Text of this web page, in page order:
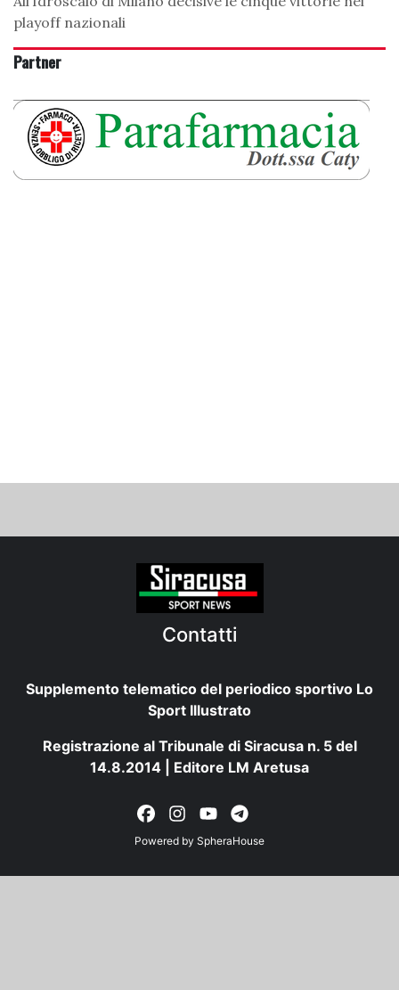
playoff nazionali
Partner
Contatti
Supplemento telematico del periodico sportivo Lo
Sport Illustrato
Registrazione al Tribunale di Siracusa n. 5 del
14.8.2014 | Editore LM Aretusa
Powered by SpheraHouse